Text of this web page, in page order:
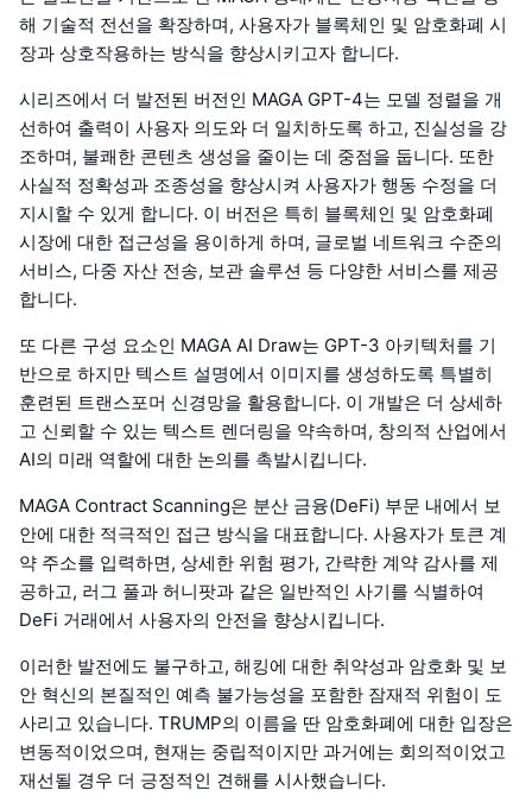
해 기술적 전선을 확장하며, 사용자가 블록체인 및 암호화폐 시
장과 상호작용하는 방식을 향상시키고자 합니다.
시리즈에서 더 발전된 버전인 MAGA GPT-4는 모델 정렬을 개
선하여 출력이 사용자 의도와 더 일치하도록 하고, 진실성을 강
조하며, 불쾌한 콘텐츠 생성을 줄이는 데 중점을 둡니다. 또한
사실적 정확성과 조종성을 향상시켜 사용자가 행동 수정을 더
지시할 수 있게 합니다. 이 버전은 특히 블록체인 및 암호화폐
시장에 대한 접근성을 용이하게 하며, 글로벌 네트워크 수준의
서비스, 다중 자산 전송, 보관 솔루션 등 다양한 서비스를 제공
합니다.
또 다른 구성 요소인 MAGA AI Draw는 GPT-3 아키텍처를 기
반으로 하지만 텍스트 설명에서 이미지를 생성하도록 특별히
훈련된 트랜스포머 신경망을 활용합니다. 이 개발은 더 상세하
고 신뢰할 수 있는 텍스트 렌더링을 약속하며, 창의적 산업에서
AI의 미래 역할에 대한 논의를 촉발시킵니다.
MAGA Contract Scanning은 분산 금융(DeFi) 부문 내에서 보
안에 대한 적극적인 접근 방식을 대표합니다. 사용자가 토큰 계
약 주소를 입력하면, 상세한 위험 평가, 간략한 계약 감사를 제
공하고, 러그 풀과 허니팟과 같은 일반적인 사기를 식별하여
DeFi 거래에서 사용자의 안전을 향상시킵니다.
이러한 발전에도 불구하고, 해킹에 대한 취약성과 암호화 및 보
안 혁신의 본질적인 예측 불가능성을 포함한 잠재적 위험이 도
사리고 있습니다. TRUMP의 이름을 딴 암호화폐에 대한 입장은
변동적이었으며, 현재는 중립적이지만 과거에는 회의적이었고
재선될 경우 더 긍정적인 견해를 시사했습니다.